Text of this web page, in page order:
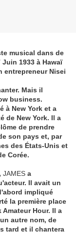
musical dans de
1933 à Hawaï
Nisei
Mais il
business.
à New York et a
de New York. Il a
de prendre
son pays et, par
des États-Unis et
Corée.
JAMES a
Il avait un
impliqué
la première place
Hour. Il a
autre nom, de
tard et il chantera